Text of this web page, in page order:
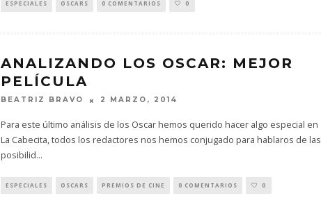
ESPECIALES OSCARS 0 COMENTARIOS 0
ANALIZANDO LOS OSCAR: MEJOR
PELÍCULA
BEATRIZ BRAVO 2 MARZO, 2014
Para este último análisis de los Oscar hemos querido hacer algo especial en
La Cabecita, todos los redactores nos hemos conjugado para hablaros de las
posibilid...
ESPECIALES OSCARS PREMIOS DE CINE 0 COMENTARIOS 0